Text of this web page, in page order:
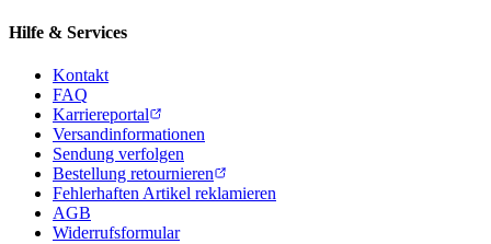
Hilfe & Services
Kontakt
FAQ
Karriereportal
Versandinformationen
Sendung verfolgen
Bestellung retournieren
Fehlerhaften Artikel reklamieren
AGB
Widerrufsformular